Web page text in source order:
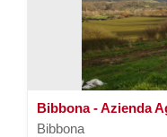
Bibbona - Azienda
Bibbona